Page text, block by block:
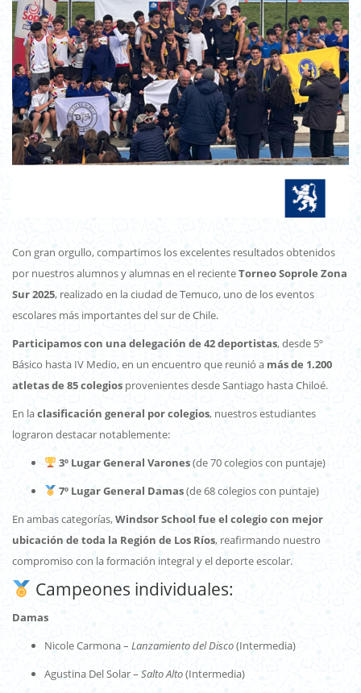
Con gran orgullo, compartimos los excelentes resultados obtenidos
por nuestros alumnos y alumnas en el recienteTorneo Soprole Zona
Sur 2025, realizado en la ciudad de Temuco, uno de los eventos
escolares más importantes del sur de Chile.
Participamos con una delegación de 42 deportistas, desde 5º
Básico hasta IV Medio, en un encuentro que reunió a más de 1.200
atletas de 85 colegios provenientes desde Santiago hasta Chiloé.
En laclasificación general por colegios, nuestros estudiantes
lograron destacar notablemente:
3º Lugar General Varones(de 70 colegios con puntaje)
7º Lugar General Damas(de 68 colegios con puntaje)
En ambas categorías,Windsor School fue el colegio con mejor
ubicación de toda la Región de Los Ríos, reafirmando nuestro
compromiso con la formación integral y el deporte escolar.
Campeones individuales:
Damas
Nicole Carmona – Lanzamiento del Disco(Intermedia)
Agustina Del Solar –Salto Alto(Intermedia)